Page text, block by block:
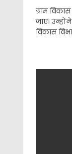
ग्राम
जाए।
विकास